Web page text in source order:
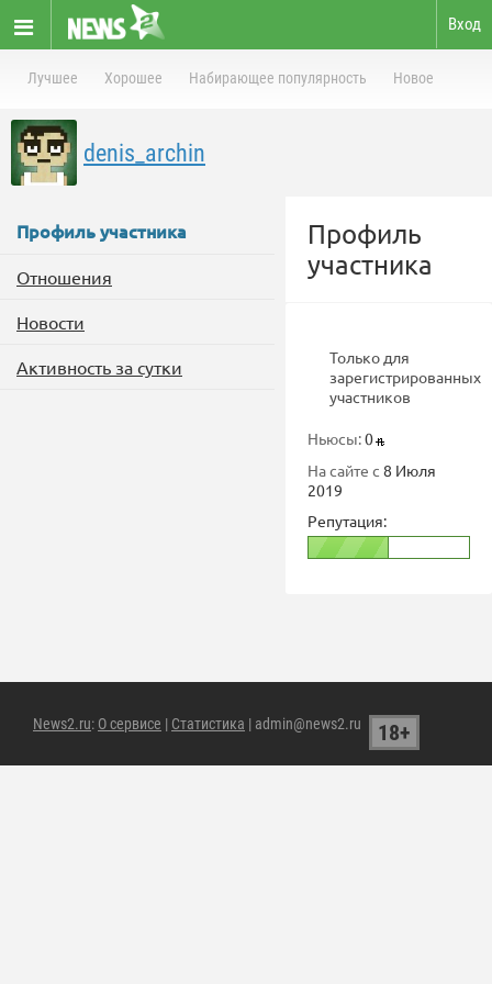
Вход
Лучшее Хорошее Набирающее популярность Новое
denis_archin
Профиль участника
Отношения
Новости
Активность за сутки
Профиль
участника
Только для
зарегистрированных
участников
Ньюсы:0
На сайте с 8 Июля
2019
Репутация:
News2.ru: О сервисе | Статистика | admin@news2.ru 18+